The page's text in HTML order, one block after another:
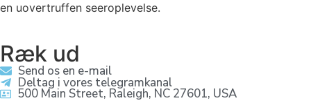
en uovertruffen seeroplevelse.
Ræk ud
Send os en e-mail
Deltag i vores telegramkanal
500 Main Street, Raleigh, NC 27601, USA